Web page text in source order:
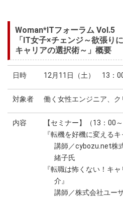
Woman*ITフォーラム Vol.5
「IT女子×チェンジ～欲張り
キャリアの選択術～」概要
日時 12月11日（土） 13：
対象者 働く女性エンジニア、ク
内容
【セミナー】（13：00
『転機を好機に変える
講師／cybozu.net株
緒子氏
『転職は怖くない！キ
介』
講師／株式会社ユー